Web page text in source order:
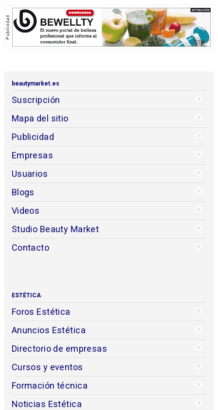
beautymarket.es
Suscripción
Mapa del sitio
Publicidad
Empresas
Usuarios
Blogs
Videos
Studio Beauty Market
Contacto
ESTÉTICA
Foros Estética
Anuncios Estética
Directorio de empresas
Cursos y eventos
Formación técnica
Noticias Estética